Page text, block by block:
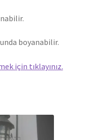
boyanabilir.
için tıklayınız.